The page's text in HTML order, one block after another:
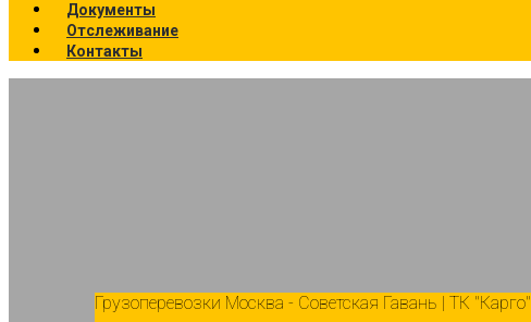
Документы
Отслеживание
Контакты
Грузоперевозки Москва - Советская Гавань | ТК "Карго"